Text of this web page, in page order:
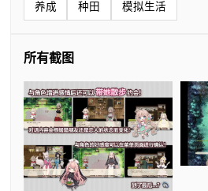
养成 种田 模拟生活
所有截图